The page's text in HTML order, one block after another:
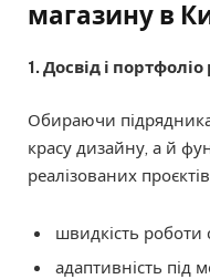
магазину в
1. Досвід і
Обираючи
красу дизайну, а й
реалізованих
швидкість роботи
адаптивність під